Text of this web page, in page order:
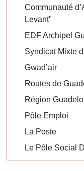
Communauté
Levant"
EDF Archipel
Syndicat Mixte
Gwad’air
Routes de
Région
Pôle Emploi
La Poste
Le Pôle Social